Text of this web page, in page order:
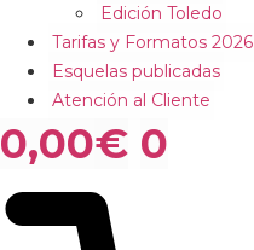
Edición Toledo
Tarifas y Formatos 2026
Esquelas publicadas
Atención al Cliente
0,00€ 0